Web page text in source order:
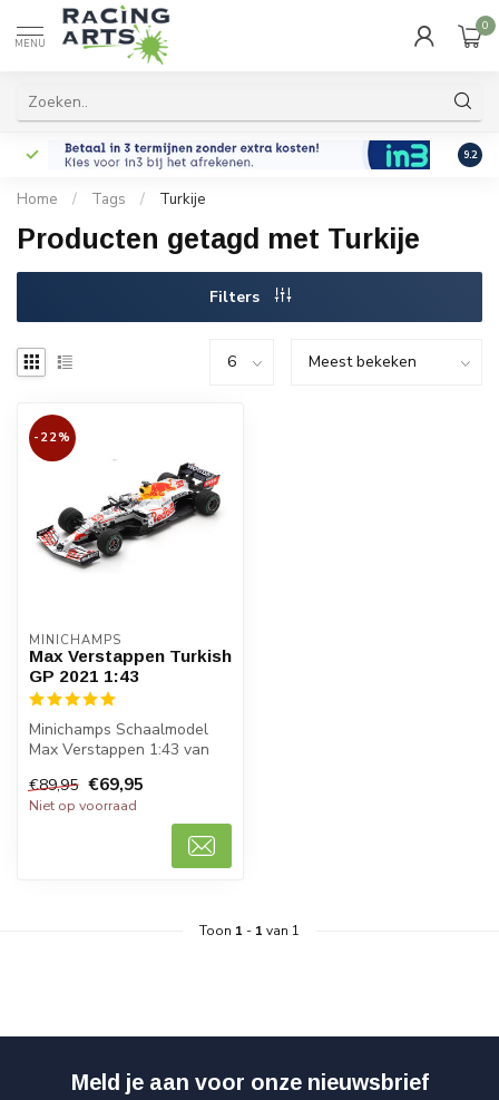
MENU
0
9.2
Home / Tags / Turkije
Producten getagd met Turkije
Filters
-22%
MINICHAMPS
Max Verstappen Turkish
GP 2021 1:43
Minichamps Schaalmodel
Max Verstappen 1:43 van
waarmee Max ...
€89,95 €69,95
Niet op voorraad
Toon 1 - 1 van 1
Meld je aan voor onze nieuwsbrief